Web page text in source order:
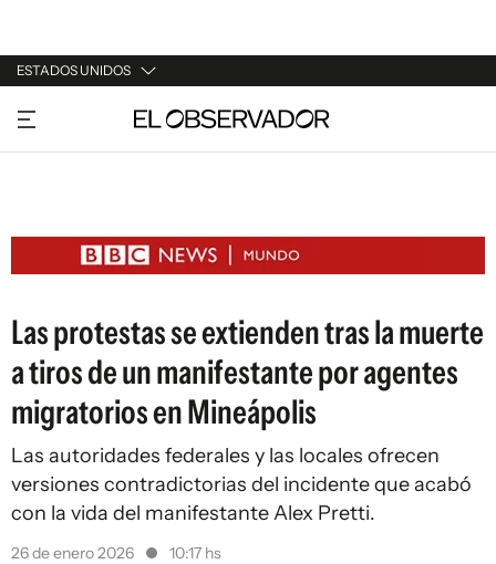
ESTADOS UNIDOS
URUGUAY
ARGENTINA
ESTADOS UNIDOS
Las protestas se extienden tras la muerte
a tiros de un manifestante por agentes
migratorios en Mineápolis
Las autoridades federales y las locales ofrecen
versiones contradictorias del incidente que acabó
con la vida del manifestante Alex Pretti.
26 de enero 2026 10:17 hs